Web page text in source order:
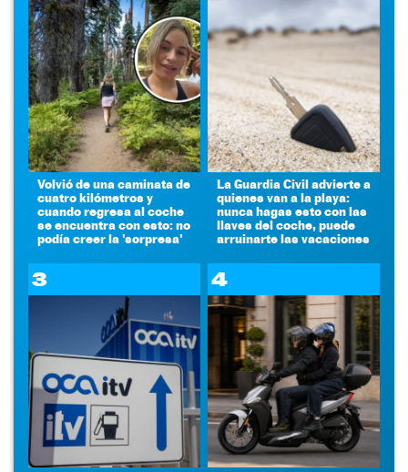
Volvió de una caminata de
cuatro kilómetros y
cuando regresa al coche
se encuentra con esto: no
podía creer la 'sorpresa'
La Guardia Civil advierte a
quienes van a la playa:
nunca hagas esto con las
llaves del coche, puede
arruinarte las vacaciones
3 4